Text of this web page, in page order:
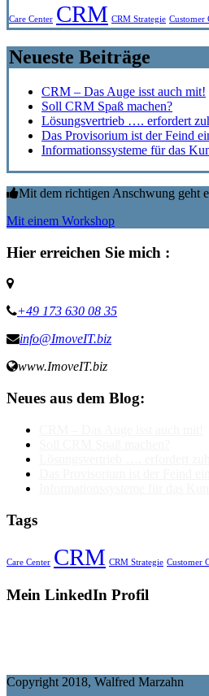
Care Center CRM CRM Strategie Customer
Neueste Beiträge
CRM – Das Auge isst auch mit!
Soll CRM Spaß machen?
Lösungsvertrieb …. erfordert
Das Provisorium ist der Feind
Informationssysteme für das
Mit dem richtigen Anschwung geht
Mit einem Workshop
Hier erreichen Sie mich :
+49 173 630 08 35
info@ImoveIT.biz
www.ImoveIT.biz
Neues aus dem Blog:
Tags
Care Center CRM CRM Strategie Customer
Mein LinkedIn Profil
Copyright 2018, Walfred Marzahn